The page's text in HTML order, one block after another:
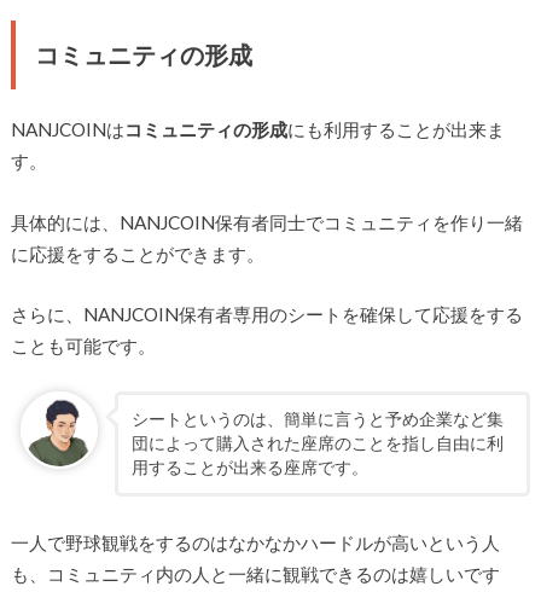
コミュニティの形成
NANJCOINはコミュニティの形成にも利用することが出来ま
す。
具体的には、NANJCOIN保有者同士でコミュニティを作り一緒
に応援をすることができます。
さらに、NANJCOIN保有者専用のシートを確保して応援をする
ことも可能です。
シートというのは、簡単に言うと予め企業など集
団によって購入された座席のことを指し自由に利
用することが出来る座席です。
一人で野球観戦をするのはなかなかハードルが高いという人
も、コミュニティ内の人と一緒に観戦できるのは嬉しいです